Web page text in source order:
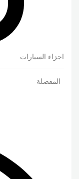
اجزاء السيارات
المفضلة